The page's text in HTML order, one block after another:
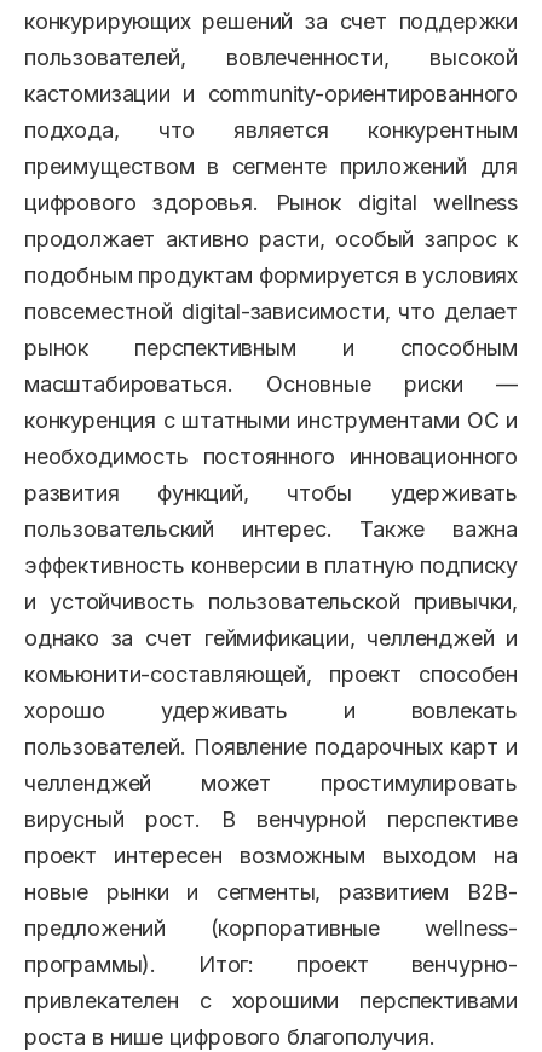
конкурирующих решений за счет поддержки
пользователей, вовлеченности, высокой
кастомизации и community-ориентированного
подхода, что является конкурентным
преимуществом в сегменте приложений для
цифрового здоровья. Рынок digital wellness
продолжает активно расти, особый запрос к
подобным продуктам формируется в условиях
повсеместной digital-зависимости, что делает
рынок перспективным и способным
масштабироваться. Основные риски —
конкуренция с штатными инструментами ОС и
необходимость постоянного инновационного
развития функций, чтобы удерживать
пользовательский интерес. Также важна
эффективность конверсии в платную подписку
и устойчивость пользовательской привычки,
однако за счет геймификации, челленджей и
комьюнити-составляющей, проект способен
хорошо удерживать и вовлекать
пользователей. Появление подарочных карт и
челленджей может простимулировать
вирусный рост. В венчурной перспективе
проект интересен возможным выходом на
новые рынки и сегменты, развитием B2B-
предложений (корпоративные wellness-
программы). Итог: проект венчурно-
привлекателен с хорошими перспективами
роста в нише цифрового благополучия.